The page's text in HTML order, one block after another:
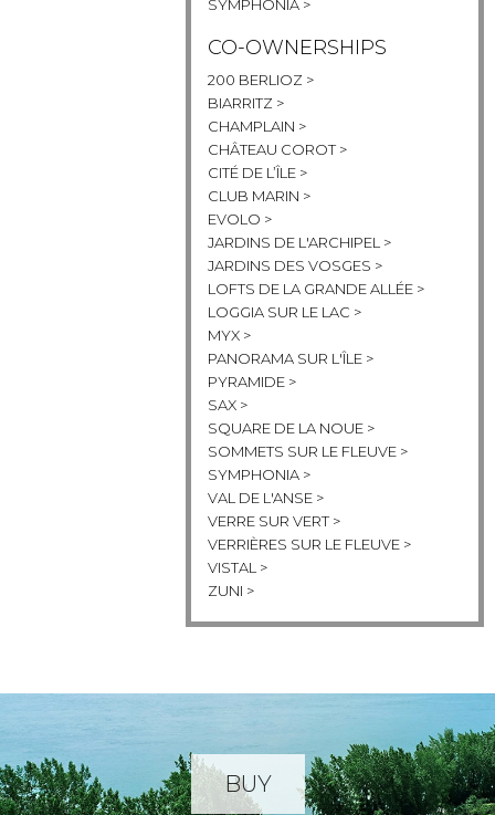
SYMPHONIA >
CO-OWNERSHIPS
200 BERLIOZ >
BIARRITZ >
CHAMPLAIN >
CHÂTEAU COROT >
CITÉ DE L’ÎLE >
CLUB MARIN >
EVOLO >
JARDINS DE L'ARCHIPEL >
JARDINS DES VOSGES >
LOFTS DE LA GRANDE ALLÉE >
LOGGIA SUR LE LAC >
MYX >
PANORAMA SUR L'ÎLE >
PYRAMIDE >
SAX >
SQUARE DE LA NOUE >
SOMMETS SUR LE FLEUVE >
SYMPHONIA >
VAL DE L'ANSE >
VERRE SUR VERT >
VERRIÈRES SUR LE FLEUVE >
VISTAL >
ZUNI >
BUY